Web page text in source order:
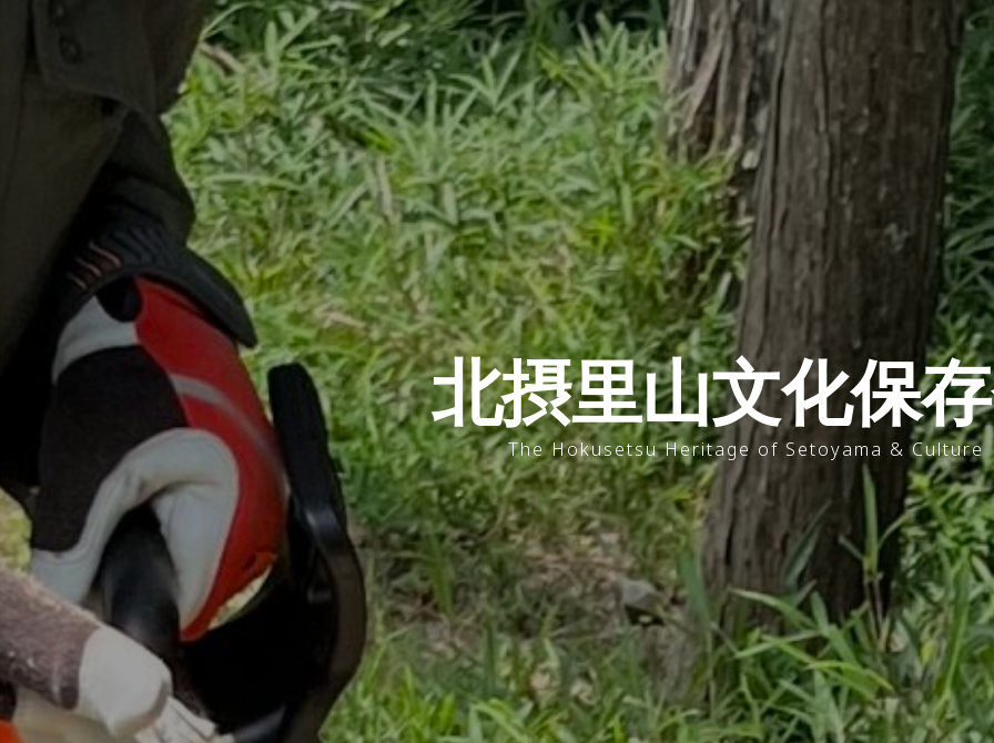
北摂里山文化保
The Hokusetsu Heritage of Setoyama & Culture